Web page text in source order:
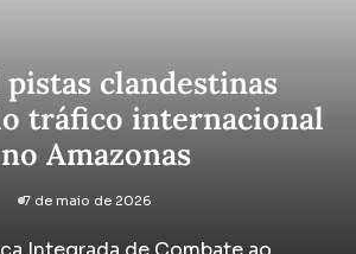
clandestinas
tráfico internacional
Amazonas
7 de maio de 2026